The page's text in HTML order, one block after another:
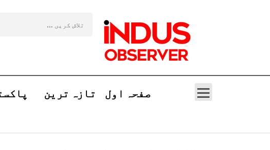
صفحہ اول تازہ ترین